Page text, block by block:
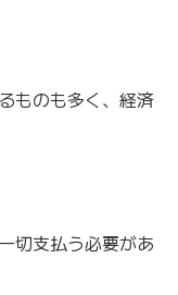
ものも多く、経済
切支払う必要があ